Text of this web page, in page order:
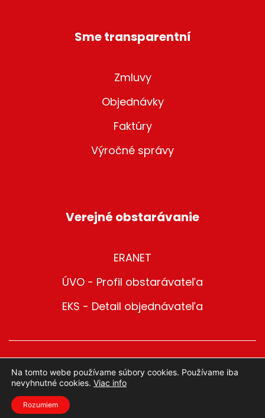
Sme transparentní
Zmluvy
Objednávky
Faktúry
Výročné správy
Verejné obstarávanie
ERANET
ÚVO - Profil obstarávateľa
EKS - Detail objednávateľa
© 2025 METRO Bratislava | Všetky práva vyhradené
Na tomto webe používame súbory cookies. Používame iba
nevyhnutné cookies. Viac info
Rozumiem